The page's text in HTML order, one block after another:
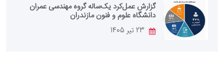
گزارش عمل‌کرد یک‌ساله گروه مهندسی عمران
دانشگاه علوم و فنون مازندران